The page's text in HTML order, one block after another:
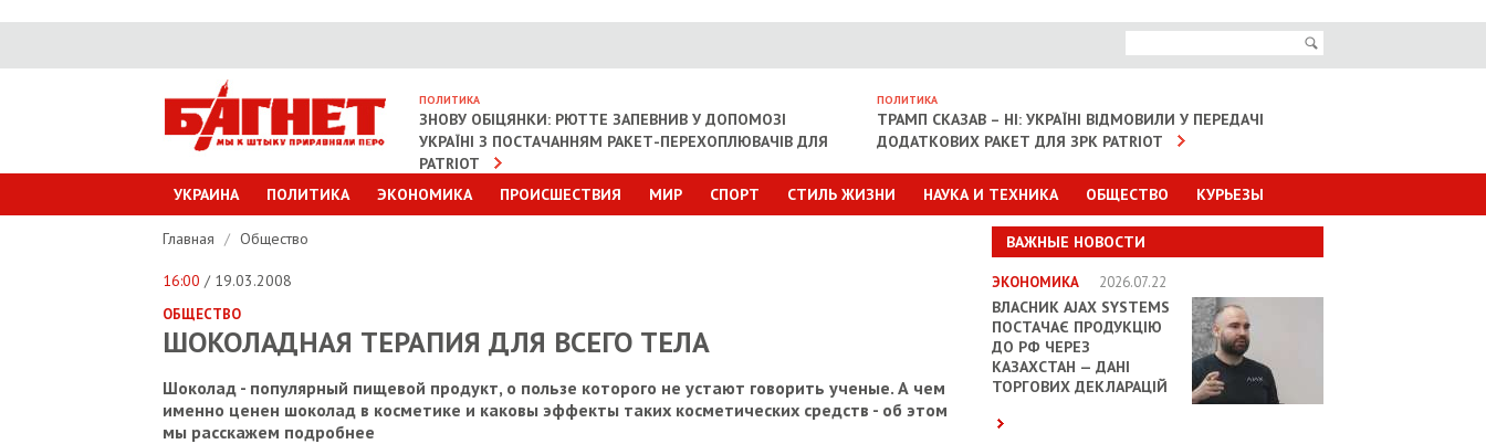
ПОЛИТИКА
ЗНОВУ ОБІЦЯНКИ: РЮТТЕ ЗАПЕВНИВ У ДОПОМОЗІ
УКРАЇНІ З ПОСТАЧАННЯМ РАКЕТ-ПЕРЕХОПЛЮВАЧІВ ДЛЯ
PATRIOT
ПОЛИТИКА
ТРАМП СКАЗАВ – НІ: УКРАЇНІ ВІДМОВИЛИ У ПЕРЕДАЧІ
ДОДАТКОВИХ РАКЕТ ДЛЯ ЗРК PATRIOT
УКРАИНА ПОЛИТИКА ЭКОНОМИКА ПРОИСШЕСТВИЯ МИР СПОРТ СТИЛЬ ЖИЗНИ НАУКА И ТЕХНИКА ОБЩЕСТВО КУРЬЕЗЫ
ВАЖНЫЕ НОВОСТИ
ЭКОНОМИКА 2026.07.22
ВЛАСНИК AJAX SYSTEMS
ПОСТАЧАЄ ПРОДУКЦІЮ
ДО РФ ЧЕРЕЗ
КАЗАХСТАН — ДАНІ
ТОРГОВИХ ДЕКЛАРАЦІЙ
Главная / Общество
16:00 / 19.03.2008
ОБЩЕСТВО
ШОКОЛАДНАЯ ТЕРАПИЯ ДЛЯ ВСЕГО ТЕЛА
Шоколад - популярный пищевой продукт, о пользе которого не устают говорить ученые. А чем
именно ценен шоколад в косметике и каковы эффекты таких косметических средств - об этом
мы расскажем подробнее